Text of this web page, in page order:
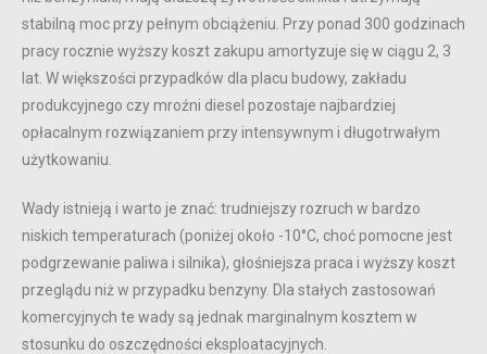
stabilną moc przy pełnym obciążeniu. Przy ponad 300 godzinach
pracy rocznie wyższy koszt zakupu amortyzuje się w ciągu 2, 3
lat. W większości przypadków dla placu budowy, zakładu
produkcyjnego czy mroźni diesel pozostaje najbardziej
opłacalnym rozwiązaniem przy intensywnym i długotrwałym
użytkowaniu.
Wady istnieją i warto je znać: trudniejszy rozruch w bardzo
niskich temperaturach (poniżej około -10°C, choć pomocne jest
podgrzewanie paliwa i silnika), głośniejsza praca i wyższy koszt
przeglądu niż w przypadku benzyny. Dla stałych zastosowań
komercyjnych te wady są jednak marginalnym kosztem w
stosunku do oszczędności eksploatacyjnych.